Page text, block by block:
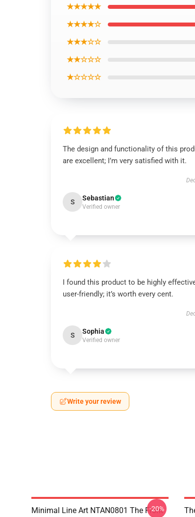
★★★★★
★★★★☆
★★★☆☆
★★☆☆☆
★☆☆☆☆
The design and functionality of this
are excellent; I’m very satisfied with it.
S Sebastian
Verified owner
I found this product to be highly
user-friendly; it’s worth every cent.
S Sophia
Verified owner
Write your review
Minimal Line Art NTAN0801 The Front
-20%